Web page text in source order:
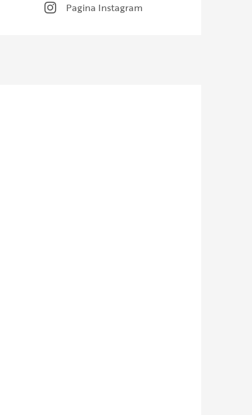
Pagina Instagram